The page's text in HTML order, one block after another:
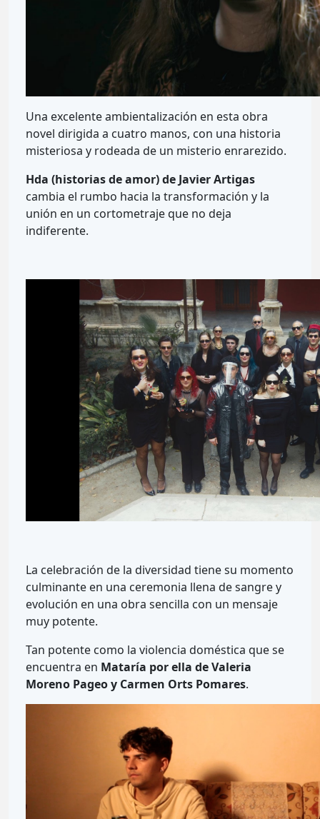
Una excelente ambientalización en esta obra
novel dirigida a cuatro manos, con una historia
misteriosa y rodeada de un misterio enrarezido.
Hda (historias de amor) de Javier Artigas
cambia el rumbo hacia la transformación y la
unión en un cortometraje que no deja
indiferente.
La celebración de la diversidad tiene su momento
culminante en una ceremonia llena de sangre y
evolución en una obra sencilla con un mensaje
muy potente.
Tan potente como la violencia doméstica que se
encuentra en Mataría por ella de Valeria
Moreno Pageo y Carmen Orts Pomares.